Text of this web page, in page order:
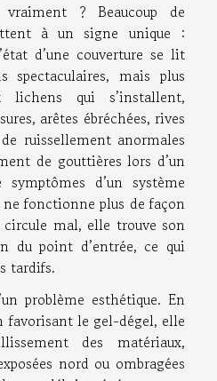
? Beaucoup de
à un signe unique :
d’une couverture se lit
spectaculaires, mais plus
lichens qui s’installent,
arêtes ébréchées, rives
ruissellement anormales
de gouttières lors d’un
d’un système
ne fonctionne plus de façon
circule mal, elle trouve son
du point d’entrée, ce qui
tardifs.
problème esthétique. En
favorisant le gel-dégel, elle
des matériaux,
nord ou ombragées